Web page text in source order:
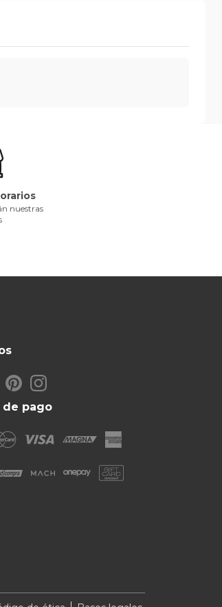
nuestras
de pago